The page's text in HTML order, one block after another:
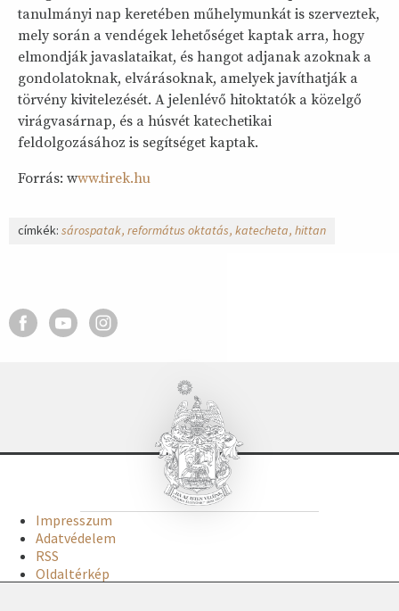
tanulmányi nap keretében műhelymunkát is szerveztek,
mely során a vendégek lehetőséget kaptak arra, hogy
elmondják javaslataikat, és hangot adjanak azoknak a
gondolatoknak, elvárásoknak, amelyek javíthatják a
törvény kivitelezését. A jelenlévő hitoktatók a közelgő
virágvasárnap, és a húsvét katechetikai
feldolgozásához is segítséget kaptak.
Forrás: www.tirek.hu
címkék: sárospatak református oktatás katecheta hittan
Impresszum
Adatvédelem
RSS
Oldaltérkép